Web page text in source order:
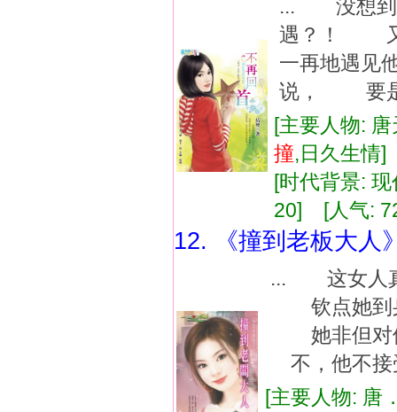
... 没想到
遇？！ 又
一再地遇
说， 要
[主要人物:
撞,日久生
[时代背景:
20] [人气:
12. 《撞到老板大人
... 这女人
钦点她到
她非但对
不，他不
[主要人物: